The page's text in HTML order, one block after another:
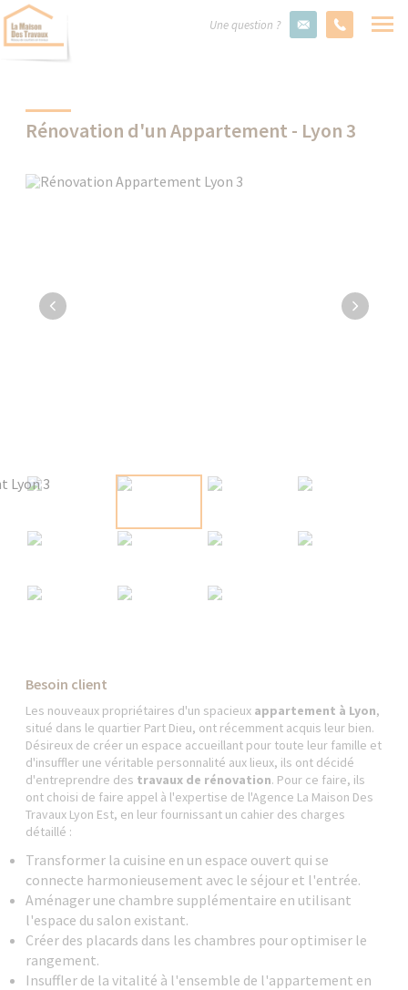
Une question ?
Rénovation d'un Appartement - Lyon 3
Besoin client
Les nouveaux propriétaires d'un spacieux appartement à Lyon,
situé dans le quartier Part Dieu, ont récemment acquis leur bien.
Désireux de créer un espace accueillant pour toute leur famille et
d'insuffler une véritable personnalité aux lieux, ils ont décidé
d'entreprendre des travaux de rénovation. Pour ce faire, ils
ont choisi de faire appel à l'expertise de l'Agence La Maison Des
Travaux Lyon Est, en leur fournissant un cahier des charges
détaillé :
Transformer la cuisine en un espace ouvert qui se
connecte harmonieusement avec le séjour et l'entrée.
Aménager une chambre supplémentaire en utilisant
l'espace du salon existant.
Créer des placards dans les chambres pour optimiser le
rangement.
Insuffler de la vitalité à l'ensemble de l'appartement en